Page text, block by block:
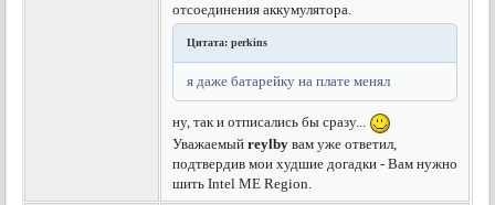
отсоединения аккумулятора.
Цитата: perkins
я даже батарейку на плате менял
ну, так и отписались бы сразу...
Уважаемыйreylby вам уже ответил,
подтвердив мои худшие догадки - Вам нужно
шить Intel ME Region.